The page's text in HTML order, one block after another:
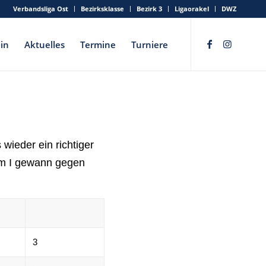
Verbandsliga Ost Bezirksklasse Bezirk 3 Ligaorakel DWZ
Aktuelles Termine Turniere
wieder ein richtiger
I gewann gegen
3